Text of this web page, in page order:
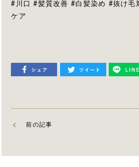
#川口 #髪質改善 #白髪染め #抜け毛
ケア
前の記事